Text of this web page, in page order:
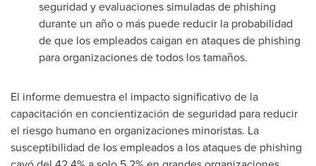
seguridad y evaluaciones simuladas de phishing
durante un año o más puede reducir la probabilidad
de que los empleados caigan en ataques de phishing
para organizaciones de todos los tamaños.
El informe demuestra el impacto significativo de la
capacitación en concientización de seguridad para reducir
el riesgo humano en organizaciones minoristas. La
susceptibilidad de los empleados a los ataques de phishing